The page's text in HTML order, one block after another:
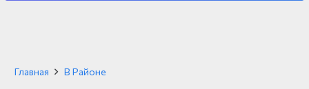
Главная В Районе